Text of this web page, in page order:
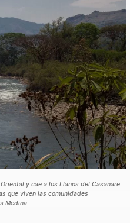
y cae a los Llanos del Casanare.
que viven las comunidades
Medina.